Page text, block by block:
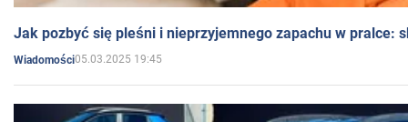
Jak pozbyć się pleśni i nieprzyjemnego zapachu w pralce:
Wiadomości05.03.2025 19:45